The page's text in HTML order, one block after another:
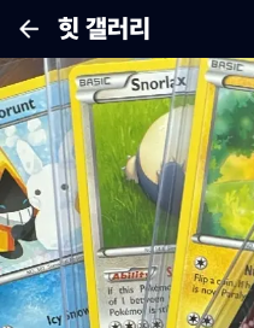
힛 갤러리